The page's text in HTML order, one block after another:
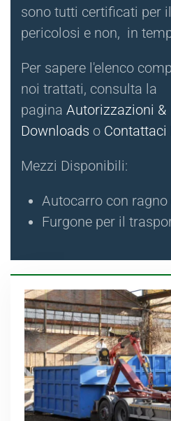
sono tutti certificati per
pericolosi e non, in
Per sapere l'elenco
noi trattati, consulta la
pagina Autorizzazioni &
Downloads o Contattaci
Mezzi Disponibili:
Autocarro con ragno
Furgone per il